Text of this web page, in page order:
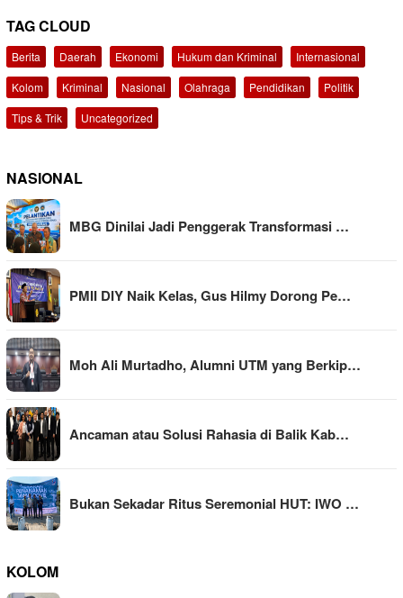
TAG CLOUD
Berita Daerah Ekonomi Hukum dan Kriminal
Internasional
Kolom
Kriminal Nasional Olahraga Pendidikan
Politik
Tips & Trik
Uncategorized
NASIONAL
MBG Dinilai Jadi Penggerak Transformasi …
PMII DIY Naik Kelas, Gus Hilmy Dorong Pe…
Moh Ali Murtadho, Alumni UTM yang Berkip…
Ancaman atau Solusi Rahasia di Balik Kab…
Bukan Sekadar Ritus Seremonial HUT: IWO …
KOLOM